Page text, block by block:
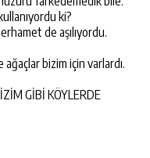
ki?
de aşılıyordu.
bizim için varlardı.
GİBİ KÖYLERDE